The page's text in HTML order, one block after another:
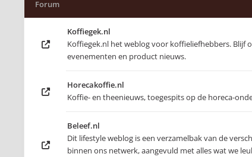
Forum
Koffiegek.nl
Koffiegek.nl het weblog voor koffieliefhebbers. Blijf
evenementen en product nieuws.
Horecakoffie.nl
Koffie- en theenieuws, toegespits op de horeca-
Beleef.nl
Dit lifestyle weblog is een verzamelbak van de
binnen ons netwerk, aangevuld met alles wat we